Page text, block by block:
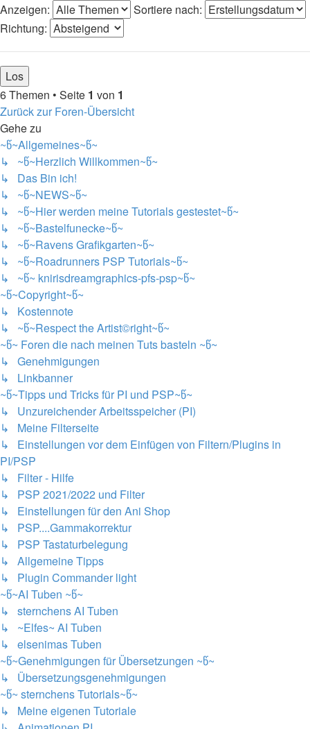
Anzeigen:
Sortiere nach:
Richtung:
6 Themen • Seite 1 von 1
Zurück zur Foren-Übersicht
Gehe zu
~წ~Allgemeines~წ~
↳ ~წ~Herzlich Willkommen~წ~
↳ Das Bin ich!
↳ ~წ~NEWS~წ~
↳ ~წ~Hier werden meine Tutorials gestestet~წ~
↳ ~წ~Bastelfunecke~წ~
↳ ~წ~Ravens Grafikgarten~წ~
↳ ~წ~Roadrunners PSP Tutorials~წ~
↳ ~წ~ knirisdreamgraphics-pfs-psp~წ~
~წ~Copyright~წ~
↳ Kostennote
↳ ~წ~Respect the Artist©right~წ~
~წ~ Foren die nach meinen Tuts basteln ~წ~
↳ Genehmigungen
↳ Linkbanner
~წ~Tipps und Tricks für PI und PSP~წ~
↳ Unzureichender Arbeitsspeicher (PI)
↳ Meine Filterseite
↳ Einstellungen vor dem Einfügen von Filtern/Plugins in
PI/PSP
↳ Filter - Hilfe
↳ PSP 2021/2022 und Filter
↳ Einstellungen für den Ani Shop
↳ PSP....Gammakorrektur
↳ PSP Tastaturbelegung
↳ Allgemeine Tipps
↳ Plugin Commander light
~წ~AI Tuben ~წ~
↳ sternchens AI Tuben
↳ ~Elfes~ AI Tuben
↳ elsenimas Tuben
~წ~Genehmigungen für Übersetzungen ~წ~
↳ Übersetzungsgenehmigungen
~წ~ sternchens Tutorials~წ~
↳ Meine eigenen Tutoriale